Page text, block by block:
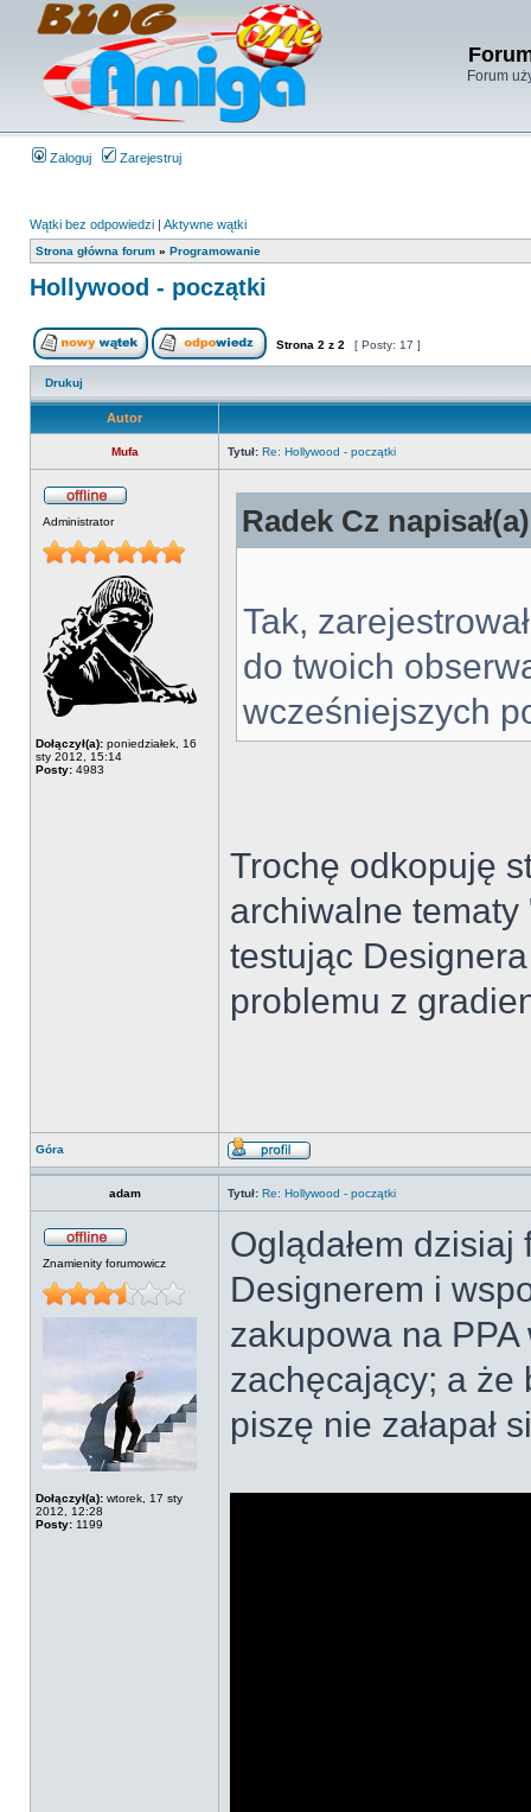
Forum
Zaloguj Zarejestruj
Wątki bez odpowiedzi | Aktywne wątki
Strona główna forum » Programowanie
Hollywood - początki
Strona 2 z 2 [ Posty: 17 ]
Drukuj
Autor
Mufa Tytuł: Re: Hollywood - początki
Administrator
Dołączył(a): poniedziałek, 16
sty 2012, 15:14
Posty: 4983
Radek Cz
Tak,
do twoich
wcześniejszych
Trochę odkopuję
archiwalne
testując
problemu z
Góra
adam Tytuł: Re: Hollywood - początki
Znamienity forumowicz
Dołączył(a): wtorek, 17 sty
2012, 12:28
Posty: 1199
Oglądałem
Designerem i
zakupowa na PPA
zachęcający; a że
piszę nie załapał